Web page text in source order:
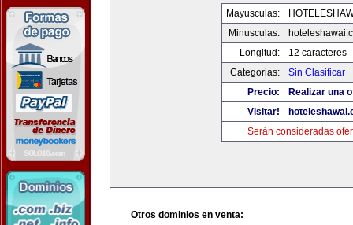
Mayusculas:
Minusculas:
Longitud:
12 caracteres
Categorias:
Sin Clasificar
Precio:
Realizar una
Visitar!
Serán consideradas
Otros dominios en venta: